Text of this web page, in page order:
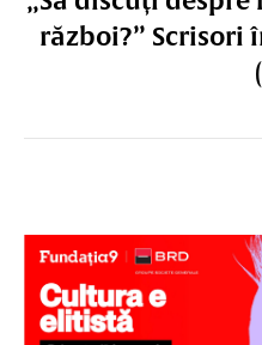
război?” Scrisori